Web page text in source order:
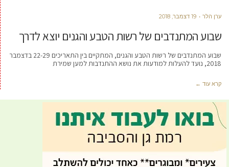
ערן הלר 19 דצמבר, 2018
שבוע המתנדבים של רשות הטבע והגנים יוצא לדרך
שבוע המתנדבים של רשות הטבע והגנים, המתקיים בין התאריכים 22-29 בדצמבר
2018, נועד להעלות למודעות את נושא ההתנדבות למען שמירת
קרא עוד ←